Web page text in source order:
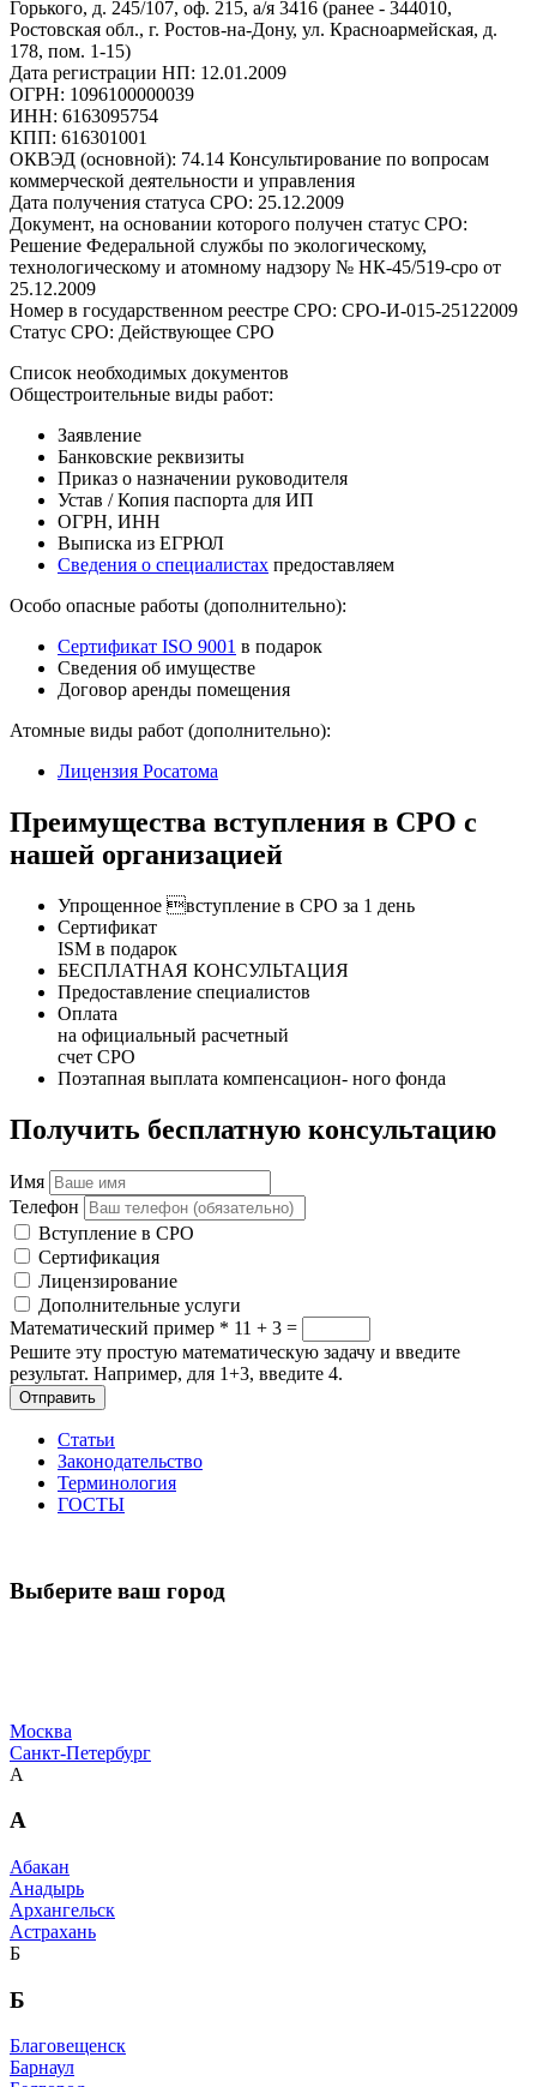
Горького, д. 245/107, оф. 215, а/я 3416 (ранее - 344010,
Ростовская обл., г. Ростов-на-Дону, ул. Красноармейская, д.
178, пом. 1-15)
Дата регистрации НП: 12.01.2009
ОГРН: 1096100000039
ИНН: 6163095754
КПП: 616301001
ОКВЭД (основной): 74.14 Консультирование по вопросам
коммерческой деятельности и управления
Дата получения статуса СРО: 25.12.2009
Документ, на основании которого получен статус СРО:
Решение Федеральной службы по экологическому,
технологическому и атомному надзору № НК-45/519-сро от
25.12.2009
Номер в государственном реестре СРО: СРО-И-015-25122009
Статус СРО: Действующее СРО
Список необходимых документов
Общестроительные виды работ:
Заявление
Банковские реквизиты
Приказ о назначении руководителя
Устав / Копия паспорта для ИП
ОГРН, ИНН
Выписка из ЕГРЮЛ
Сведения о специалистах предоставляем
Особо опасные работы (дополнительно):
Сертификат ISO 9001 в подарок
Сведения об имуществе
Договор аренды помещения
Атомные виды работ (дополнительно):
Лицензия Росатома
Преимущества вступления в СРО с
нашей организацией
Упрощенное вступление в СРО за 1 день
Сертификат
ISM в подарок
БЕСПЛАТНАЯ КОНСУЛЬТАЦИЯ
Предоставление специалистов
Оплата
на официальный расчетный
счет СРО
Поэтапная выплата компенсацион- ного фонда
Получить бесплатную консультацию
Имя
Телефон
Вступление в СРО
Сертификация
Лицензирование
Дополнительные услуги
Математический пример * 11 + 3 =
Решите эту простую математическую задачу и введите
результат. Например, для 1+3, введите 4.
Отправить
Статьи
Законодательство
Терминология
ГОСТЫ
Выберите ваш город
Москва
Санкт-Петербург
А
А
Абакан
Анадырь
Архангельск
Астрахань
Б
Б
Благовещенск
Барнаул